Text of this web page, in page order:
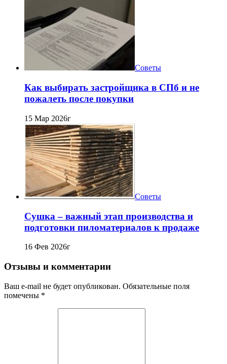
Советы
Как выбирать застройщика в СПб и не
пожалеть после покупки
15 Мар 2026г
Советы
Сушка – важный этап производства и
подготовки пиломатериалов к продаже
16 Фев 2026г
Отзывы и комментарии
Ваш e-mail не будет опубликован. Обязательные поля
помечены *